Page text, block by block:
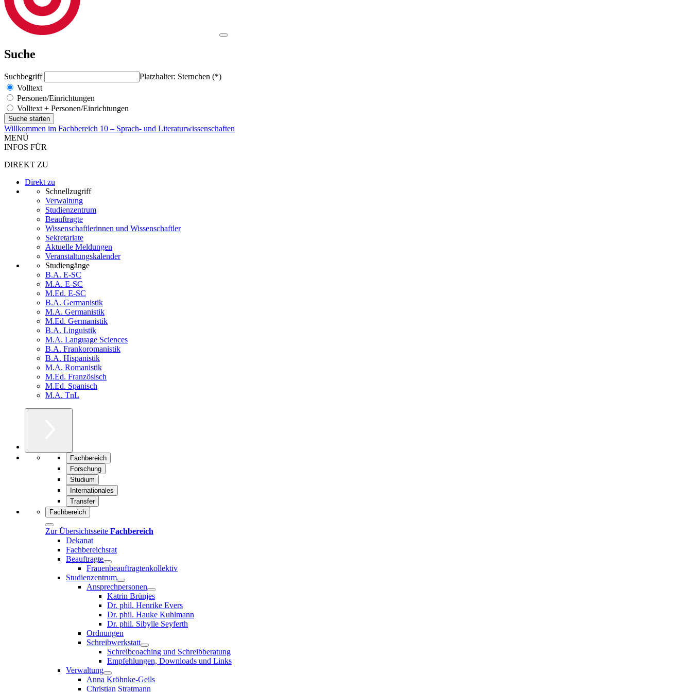
Suche
Suchbegriff
Platzhalter: Sternchen (*)
Volltext
Personen/Einrichtungen
Volltext + Personen/Einrichtungen
Willkommen im Fachbereich 10 – Sprach- und Literaturwissenschaften
MENÜ
INFOS FÜR
DIREKT ZU
Direkt zu
Schnellzugriff
Verwaltung
Studienzentrum
Beauftragte
Wissenschaftlerinnen und Wissenschaftler
Sekretariate
Aktuelle Meldungen
Veranstaltungskalender
Studiengänge
B.A. E-SC
M.A. E-SC
M.Ed. E-SC
B.A. Germanistik
M.A. Germanistik
M.Ed. Germanistik
B.A. Linguistik
M.A. Language Sciences
B.A. Frankoromanistik
B.A. Hispanistik
M.A. Romanistik
M.Ed. Französisch
M.Ed. Spanisch
M.A. TnL
Fachbereich
Forschung
Studium
Internationales
Transfer
Fachbereich
Zur Übersichtsseite Fachbereich
Dekanat
Fachbereichsrat
Beauftragte
Frauenbeauftragtenkollektiv
Studienzentrum
Ansprechpersonen
Katrin Brünjes
Dr. phil. Henrike Evers
Dr. phil. Hauke Kuhlmann
Dr. phil. Sibylle Seyferth
Ordnungen
Schreibwerkstatt
Schreibcoaching und Schreibberatung
Empfehlungen, Downloads und Links
Verwaltung
Anna Kröhnke-Geils
Christian Stratmann